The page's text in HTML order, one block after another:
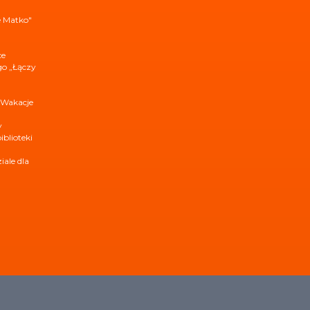
Matko"
„Łączy
dla